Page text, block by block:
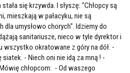
się krzywda. I słyszę: "Chłopcy są
mieszkają w pałacyku, nie są
dla umysłowo chorych". Idziemy do
sanitariusze, nieco w tyle dyrektor i
wszystko okratowane z góry na dół. -
siatek. - Niech oni nie idą za mną ! -
chłopcom: - Od waszego